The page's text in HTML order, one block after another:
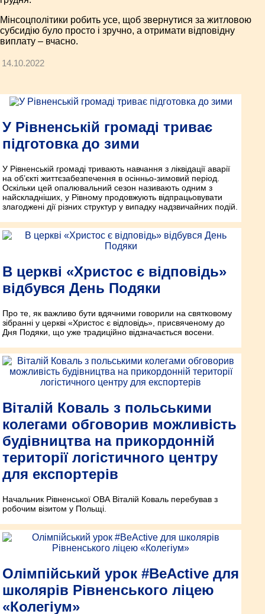
Мінсоцполітики робить усе, щоб звернутися за житловою
субсидію було просто і зручно, а отримати відповідну
виплату – вчасно.
14.10.2022
У Рівненській громаді триває
підготовка до зими
У Рівненській громаді тривають навчання з ліквідації аварії
на об’єкті життєзабезпечення в осінньо-зимовий період.
Оскільки цей опалювальний сезон називають одним з
найскладніших, у Рівному продовжують відпрацьовувати
злагоджені дії різних структур у випадку надзвичайних подій.
В церкві «Христос є відповідь»
відбувся День Подяки
Про те, як важливо бути вдячними говорили на святковому
зібранні у церкві «Христос є відповідь», присвяченому до
Дня Подяки, що уже традиційно відзначається восени.
Віталій Коваль з польськими
колегами обговорив можливість
будівництва на прикордонній
території логістичного центру
для експортерів
Начальник Рівненської ОВА Віталій Коваль перебував з
робочим візитом у Польщі.
Олімпійський урок #BeActive для
школярів Рівненського ліцею
«Колегіум»